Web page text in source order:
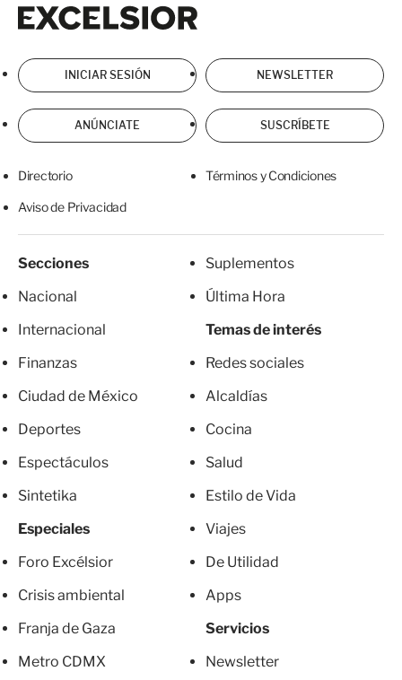
INICIAR SESIÓN NEWSLETTER
ANÚNCIATE SUSCRÍBETE
Directorio Términos y Condiciones
Aviso de Privacidad
Secciones
Nacional
Internacional
Finanzas
Ciudad de México
Deportes
Espectáculos
Sintetika
Especiales
Foro Excélsior
Crisis ambiental
Franja de Gaza
Metro CDMX
Suplementos
Última Hora
Temas de interés
Redes sociales
Alcaldías
Cocina
Salud
Estilo de Vida
Viajes
De Utilidad
Apps
Servicios
Newsletter